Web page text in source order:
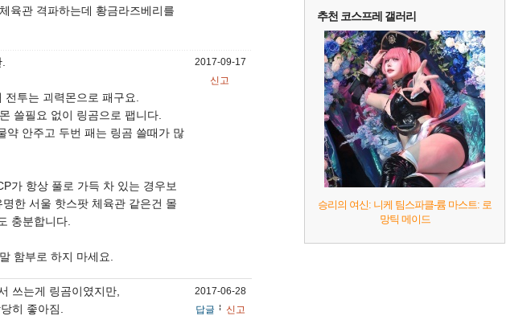
육관 격파하는데 황금라즈베리를
투는 괴력몬으로 패구요.
쓸필요 없이 링곰으로 팹니다.
약 안주고 두번 패는 링곰 쓸때가 많
가 항상 풀로 가득 차 있는 경우보
한 서울 핫스팟 체육관 같은건 몰
충분합니다.
함부로 하지 마세요.
2017-09-17
신고
쓰는게 링곰이였지만,
히 좋아짐.
2017-06-28
답글
신고
추천 코스프레 갤러리
승리의 여신: 니케 팀스파클-륨 마스트: 로
망틱 메이드